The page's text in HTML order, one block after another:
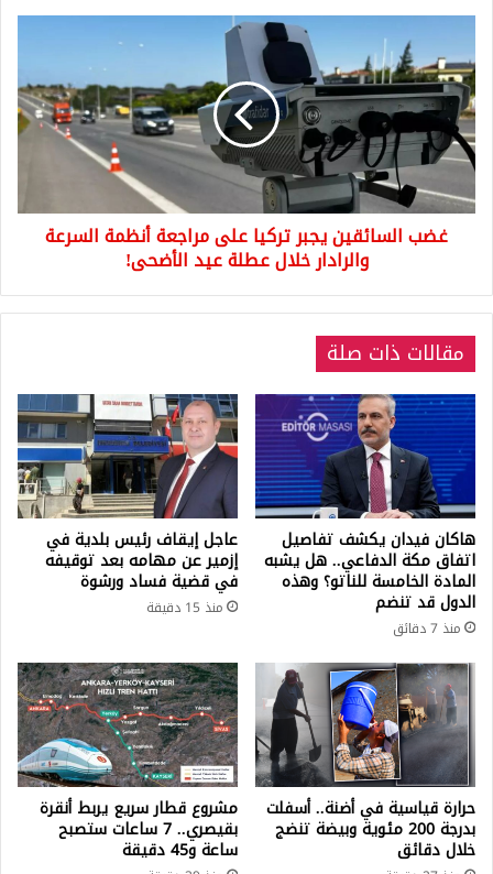
يونيو
السائقين
يجبر
تركيا
على
مراجعة
أنظمة
السرعة
والرادار
خلال
الأضحى!
غضب السائقين يجبر تركيا على مراجعة أنظمة السرعة
والرادار خلال عطلة عيد الأضحى!
مقالات ذات صلة
هاكان فيدان يكشف تفاصيل
اتفاق مكة الدفاعي.. هل يشبه
المادة الخامسة للناتو؟ وهذه
الدول قد تنضم
منذ 7 دقائق
عاجل إيقاف رئيس بلدية في
إزمير عن مهامه بعد توقيفه
في قضية فساد ورشوة
منذ 15 دقيقة
حرارة قياسية في أضنة.. أسفلت
بدرجة 200 مئوية وبيضة تنضج
خلال دقائق
مشروع قطار سريع يربط أنقرة
بقيصري.. 7 ساعات ستصبح
ساعة و45 دقيقة